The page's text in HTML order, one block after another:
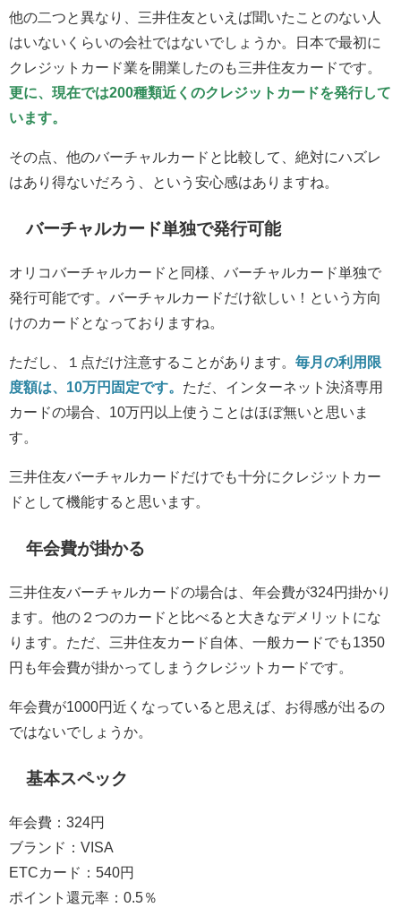
他の二つと異なり、三井住友といえば聞いたことのない人
はいないくらいの会社ではないでしょうか。日本で最初に
クレジットカード業を開業したのも三井住友カードです。
更に、現在では200種類近くのクレジットカードを発行して
います。
その点、他のバーチャルカードと比較して、絶対にハズレ
はあり得ないだろう、という安心感はありますね。
バーチャルカード単独で発行可能
オリコバーチャルカードと同様、バーチャルカード単独で
発行可能です。バーチャルカードだけ欲しい！という方向
けのカードとなっておりますね。
ただし、１点だけ注意することがあります。 毎月の利用限
度額は、10万円固定です。 ただ、インターネット決済専用
カードの場合、10万円以上使うことはほぼ無いと思いま
す。
三井住友バーチャルカードだけでも十分にクレジットカー
ドとして機能すると思います。
年会費が掛かる
三井住友バーチャルカードの場合は、年会費が324円掛かり
ます。他の２つのカードと比べると大きなデメリットにな
ります。ただ、三井住友カード自体、一般カードでも1350
円も年会費が掛かってしまうクレジットカードです。
年会費が1000円近くなっていると思えば、お得感が出るの
ではないでしょうか。
基本スペック
年会費：324円
ブランド：VISA
ETCカード：540円
ポイント還元率：0.5％